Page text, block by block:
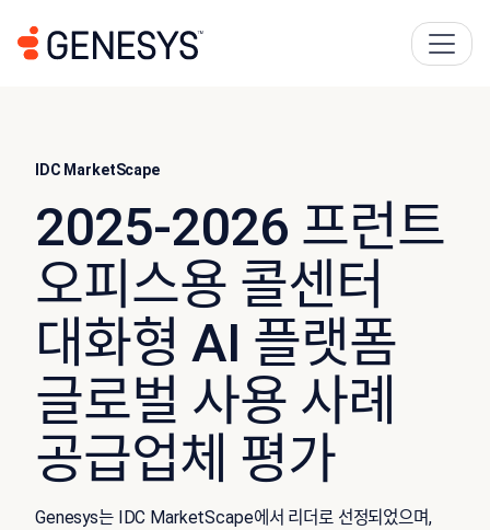
IDC MarketScape
2025-2026 프런트
오피스용 콜센터
대화형 AI 플랫폼
글로벌 사용 사례
공급업체 평가
Genesys는 IDC MarketScape에서 리더로 선정되었으며,